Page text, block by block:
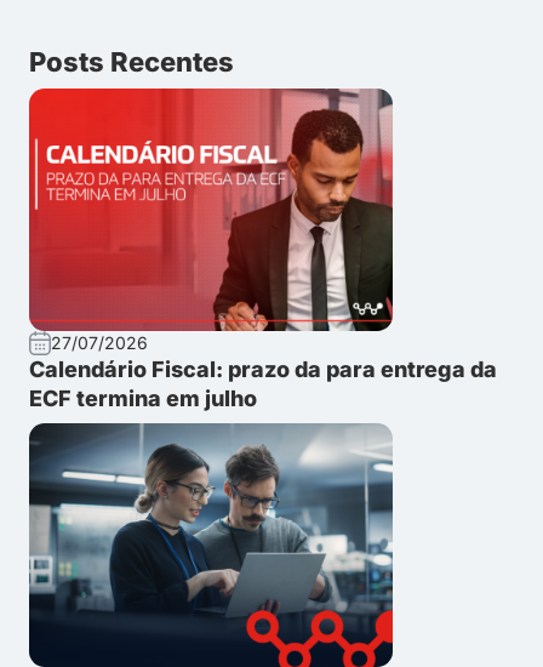
Posts Recentes
27/07/2026
Calendário Fiscal: prazo da para entrega da
ECF termina em julho